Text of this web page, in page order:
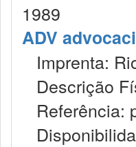
1989
ADV
Imprenta:
Descrição
Referência: